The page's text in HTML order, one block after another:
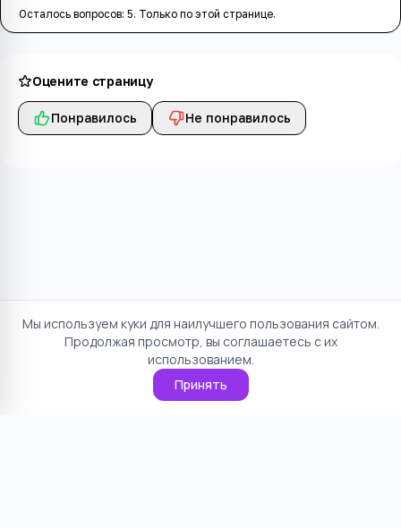
Осталось вопросов: 5. Только по этой странице.
Оцените страницу
Понравилось Не понравилось
Мы используем куки для наилучшего пользования сайтом.
Продолжая просмотр, вы соглашаетесь с их
использованием.
Принять